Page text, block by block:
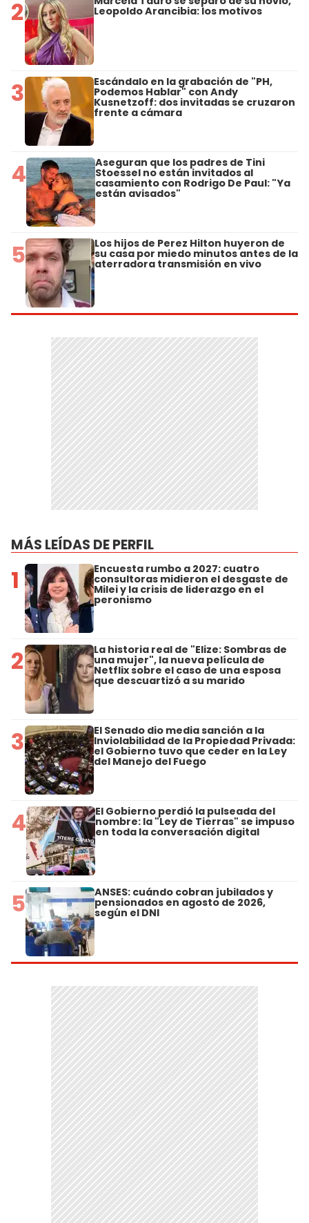
2 Leopoldo Arancibia: los motivos
3 Escándalo en la grabación de "PH,
Podemos Hablar" con Andy
Kusnetzoff: dos invitadas se cruzaron
frente a cámara
4 Aseguran que los padres de Tini
Stoessel no están invitados al
casamiento con Rodrigo De Paul: "Ya
están avisados"
5 Los hijos de Perez Hilton huyeron de
su casa por miedo minutos antes de la
aterradora transmisión en vivo
MÁS LEÍDAS DE PERFIL
1 Encuesta rumbo a 2027: cuatro
consultoras midieron el desgaste de
Milei y la crisis de liderazgo en el
peronismo
2 La historia real de "Elize: Sombras de
una mujer", la nueva película de
Netflix sobre el caso de una esposa
que descuartizó a su marido
3 El Senado dio media sanción a la
Inviolabilidad de la Propiedad Privada:
el Gobierno tuvo que ceder en la Ley
del Manejo del Fuego
4 El Gobierno perdió la pulseada del
nombre: la "Ley de Tierras" se impuso
en toda la conversación digital
5 ANSES: cuándo cobran jubilados y
pensionados en agosto de 2026,
según el DNI